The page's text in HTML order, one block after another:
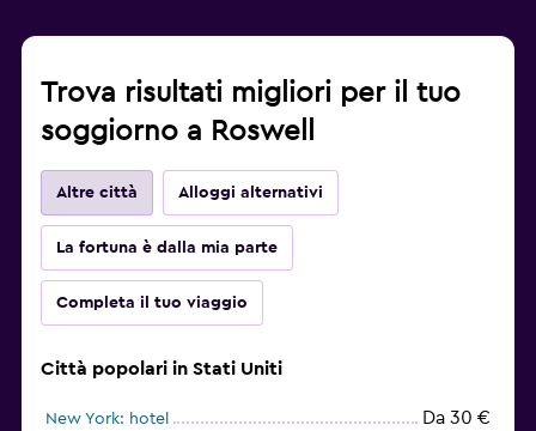
Trova risultati migliori per il tuo
soggiorno a Roswell
Altre città Alloggi alternativi
La fortuna è dalla mia parte
Completa il tuo viaggio
Città popolari in Stati Uniti
New York: hotel Da 30 €